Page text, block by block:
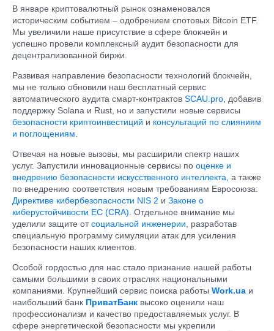
В январе криптовалютный рынок ознаменовался
историческим событием – одобрением спотовых Bitcoin ETF.
Мы увеличили наше присутствие в сфере блокчейн и
успешно провели комплексный аудит безопасности для
децентрализованной биржи.
Развивая направление безопасности технологий блокчейн,
мы не только обновили наш бесплатный сервис
автоматического аудита смарт-контрактов SCAU.pro , добавив
поддержку Solana и Rust, но и запустили новые сервисы
безопасности криптоинвестиций и консультаций по слияниям
и поглощениям
Отвечая на новые вызовы, мы расширили спектр наших
услуг. Запустили инновационные сервисы по оценке и
внедрению безопасности искусственного интеллекта , а также
по внедрению соответствия новым требованиям Евросоюза:
Директиве кибербезопасности NIS 2 и Законе о
киберустойчивости ЕС (CRA) . Отдельное внимание мы
уделили защите отсоциальной инженерии , разработав
специальную программу симуляции атак для усиления
безопасности наших клиентов.
Особой гордостью для нас стало признание нашей работы
самыми большими в своих отраслях национальными
компаниями. Крупнейший сервис поиска работы Work.ua и
наибольший банк ПриватБанк высоко оценили наш
профессионализм и качество предоставляемых услуг. В
сфере энергетической безопасности мы укрепили